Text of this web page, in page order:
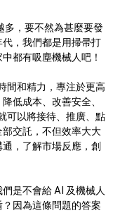
多，要不然為甚麼要發
，我們都是用掃帚打
都有吸塵機械人吧！
間和精力，專注於更高
低成本、改善安全、
可以將接待、推廣、點
交託，不但效率大大
，了解市場反應，創
是不會給 AI 及機械人
因為這條問題的答案